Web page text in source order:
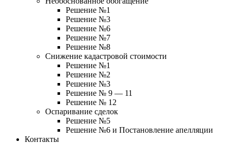
Решение №1
Решение №3
Решение №6
Решение №7
Решение №8
Снижение кадастровой стоимости
Решение №1
Решение №2
Решение №3
Решение № 9 — 11
Решение № 12
Оспаривание сделок
Решение №5
Решение №6 и Постановление апелляции
Контакты